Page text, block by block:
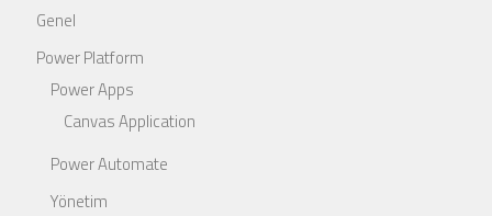
Genel
Power Platform
Power Apps
Canvas Application
Power Automate
Yönetim